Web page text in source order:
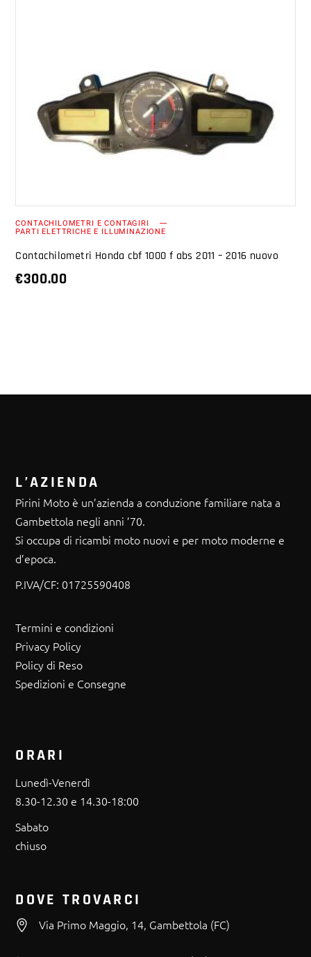
AGGIUNGI AL CARRELLO
CONTACHILOMETRI E CONTAGIRI
PARTI ELETTRICHE E ILLUMINAZIONE
Contachilometri Honda cbf 1000 f abs 2011 – 2016 nuovo
€300.00
L’AZIENDA
Pirini Moto è un’azienda a conduzione familiare nata a
Gambettola negli anni ’70.
Si occupa di ricambi moto nuovi e per moto moderne e
d’epoca.
P.IVA/CF: 01725590408
Termini e condizioni
Privacy Policy
Policy di Reso
Spedizioni e Consegne
ORARI
Lunedì-Venerdì
8.30-12.30 e 14.30-18:00
Sabato
chiuso
DOVE TROVARCI
Via Primo Maggio, 14, Gambettola (FC)